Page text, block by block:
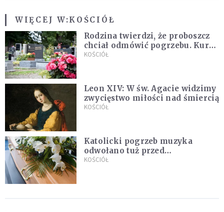
WIĘCEJ W:KOŚCIÓŁ
Rodzina twierdzi, że proboszcz
chciał odmówić pogrzebu. Kuria
zapowiada wyjaśnienia
KOŚCIÓŁ
Leon XIV: W św. Agacie widzimy
zwycięstwo miłości nad śmiercią
KOŚCIÓŁ
Katolicki pogrzeb muzyka
odwołano tuż przed
uroczystością. Powodem była
KOŚCIÓŁ